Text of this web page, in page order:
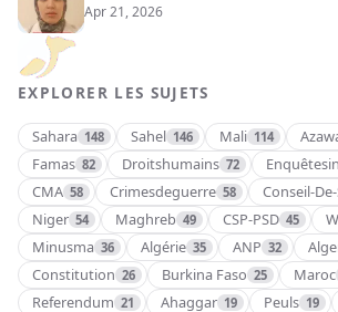
Apr 21, 2026
EXPLORER LES SUJETS
Sahara 148 Sahel 146 Mali 114
Famas 82 Droitshumains 72
CMA 58 Crimesdeguerre 58 Conseil-
Niger 54 Maghreb 49 CSP-PSD 45
Minusma 36 Algérie 35 ANP 32
Constitution 26 Burkina Faso 25 Maroc
Referendum 21 Ahaggar 19 Peuls 19